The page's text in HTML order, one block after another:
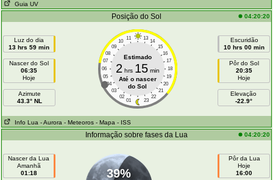
Guia UV
Posição do Sol 04:20:20
Luz do dia
13 hrs 59 min
Nascer do Sol
06:35
Hoje
Azimute
43.3° NL
11 13
10
14
09
15
08
16
07
17
06
18
05
19
04
20
03
21
02
22
01 23
Estimado
2 hrs 15min
Até o nascer
do Sol
Escuridão
10 hrs 00 min
Pôr do Sol
20:35
Hoje
Elevação
-22.9°
Info Lua - Aurora - Meteoros - Mapa - ISS
Informação sobre fases da Lua 04:20:20
Nascer da Lua
Amanhã
01:18
39%
Pôr da Lua
Hoje
16:00